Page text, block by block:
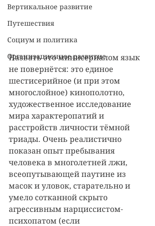
Вертикальное развитие
Путешествия
Социум и политика
Организационное развитие
Назвать это минисериалом язык
не повернётся: это единое
шестисерийное (и при этом
многослойное) кинополотно,
художественное исследование
мира характеропатий и
расстройств личности тёмной
триады. Очень реалистично
показан опыт пребывания
человека в многолетней лжи,
всеопутывающей паутине из
масок и уловок, старательно и
умело сотканной скрыто
агрессивным нарциссистом-
психопатом (если